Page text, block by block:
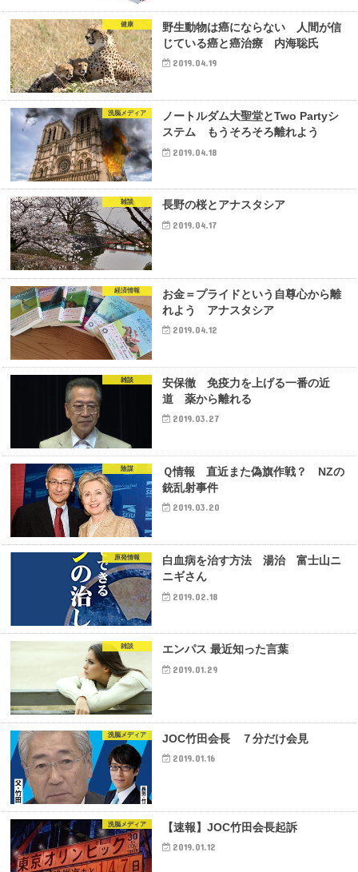
健康
野生動物は癌にならない 人間が信
じている癌と癌治療 内海聡氏
2019.04.19
洗脳メディア
ノートルダム大聖堂とTwo Partyシ
ステム もうそろそろ離れよう
2019.04.18
雑談 長野の桜とアナスタシア
2019.04.17
経済情報
お金＝プライドという自尊心から離
れよう アナスタシア
2019.04.12
雑談
安保徹 免疫力を上げる一番の近
道 薬から離れる
2019.03.27
陰謀
Ｑ情報 直近また偽旗作戦？ NZの
銃乱射事件
2019.03.20
原発情報
白血病を治す方法 湯治 富士山ニ
ニギさん
2019.02.18
雑談 エンパス 最近知った言葉
2019.01.29
洗脳メディア JOC竹田会長 ７分だけ会見
2019.01.16
洗脳メディア 【速報】JOC竹田会長起訴
2019.01.12